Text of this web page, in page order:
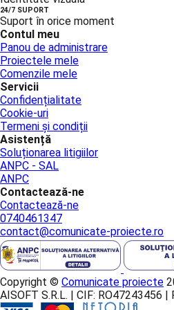
24/7 SUPORT
Suport în orice moment
Contul meu
Panou de administrare
Proiectele mele
Comenzile mele
Servicii
Confidențialitate
Cookie-uri
Termeni și condiții
Asistență
Soluționarea litigiilor
ANPC - SAL
ANPC
Contactează-ne
Contactează-ne
0740461347
contact@comunicate-proiecte.ro
Copyright © Comunicate proiecte
AISOFT S.R.L. | CIF: RO47243456